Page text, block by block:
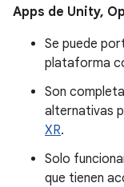
Apps de Unity,
Se puede
plataforma
Son
alternativas
XR.
Solo
que tienen